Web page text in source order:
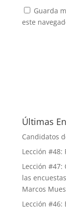
Guarda
este
Últimas
Candidatos
Lección #48:
Lección
las
Marcos
Lección